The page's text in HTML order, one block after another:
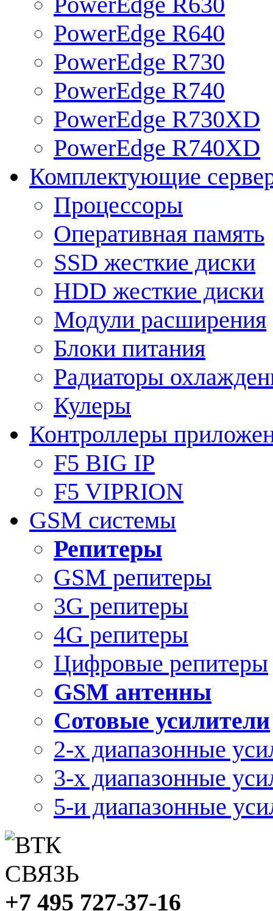
PowerEdge R640
PowerEdge R730
PowerEdge R740
PowerEdge R730XD
PowerEdge R740XD
Комплектующие
Процессоры
Оперативная память
SSD жесткие диски
HDD жесткие диски
Модули расширения
Блоки питания
Радиаторы
Кулеры
Контроллеры
F5 BIG IP
F5 VIPRION
GSM системы
Репитеры
GSM репитеры
3G репитеры
4G репитеры
Цифровые репитеры
GSM антенны
Сотовые усилители
2-х диапазонные
3-х диапазонные
5-и диапазонные
+7 495 727-37-16